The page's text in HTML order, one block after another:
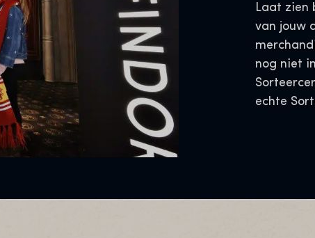
Laat zien
van jouw
nog niet
echte